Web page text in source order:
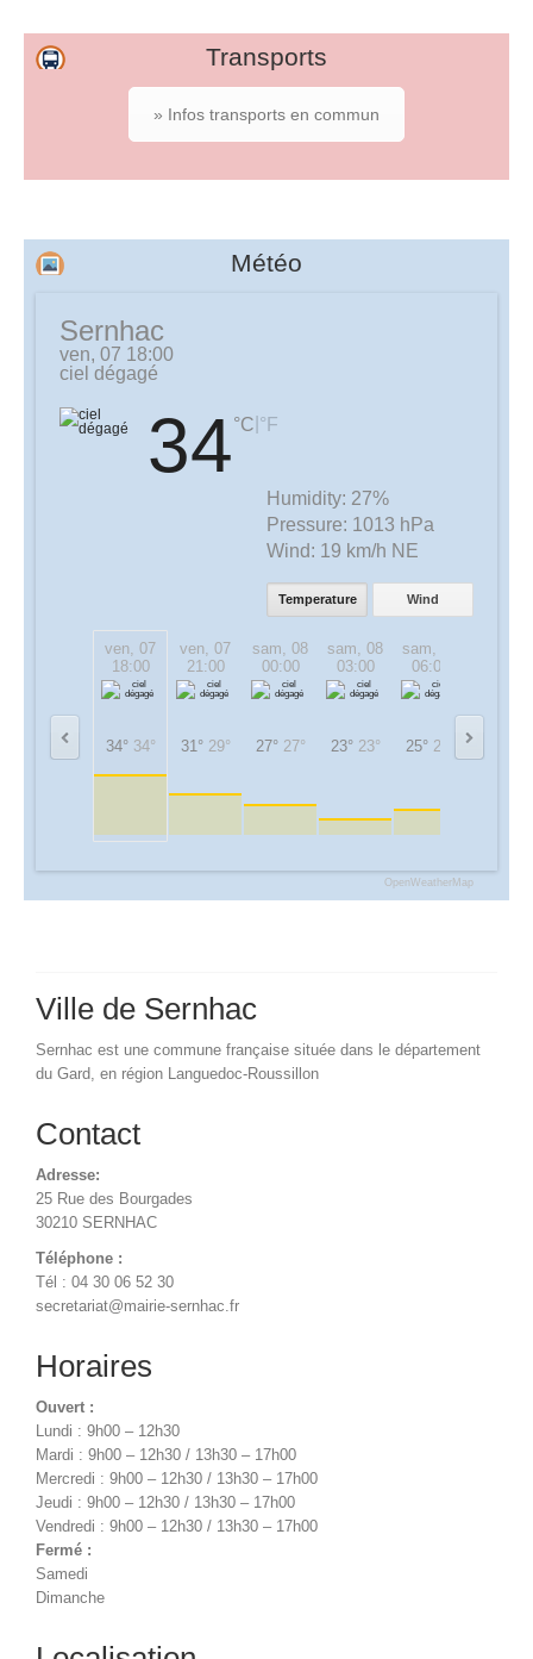
Transports
» Infos transports en commun
Météo
Sernhac
ven, 07 18:00
ciel dégagé
34°C °F
Humidity: 27%
Pressure: 1013 hPa
Wind: 19 km/h NE
Temperature Wind
ven, 07
18:00
34° 34°
ven, 07
21:00
31° 29°
sam, 08
00:00
27° 27°
sam, 08
03:00
23° 23°
sam, 08
06:00
25° 25°
OpenWeatherMap
Ville de Sernhac
Sernhac est une commune française située dans le département
du Gard, en région Languedoc-Roussillon
Contact
Adresse:
25 Rue des Bourgades
30210 SERNHAC
Téléphone :
Tél : 04 30 06 52 30
secretariat@mairie-sernhac.fr
Horaires
Ouvert :
Lundi : 9h00 – 12h30
Mardi : 9h00 – 12h30 / 13h30 – 17h00
Mercredi : 9h00 – 12h30 / 13h30 – 17h00
Jeudi : 9h00 – 12h30 / 13h30 – 17h00
Vendredi : 9h00 – 12h30 / 13h30 – 17h00
Fermé :
Samedi
Dimanche